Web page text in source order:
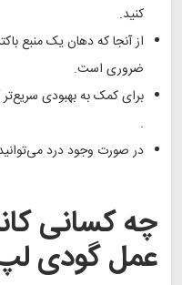
کنید.
از آنجا که دهان یک منبع
ضروری است.
برای کمک به بهبودی
.
در صورت وجود درد
چه کسانی
عمل گودی